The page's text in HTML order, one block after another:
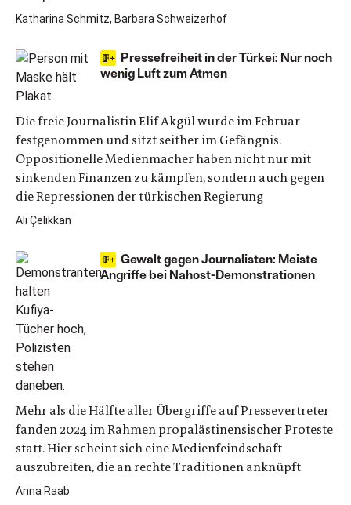
Katharina Schmitz, Barbara Schweizerhof
Pressefreiheit in der Türkei: Nur noch
wenig Luft zum Atmen
Die freie Journalistin Elif Akgül wurde im Februar
festgenommen und sitzt seither im Gefängnis.
Oppositionelle Medienmacher haben nicht nur mit
sinkenden Finanzen zu kämpfen, sondern auch gegen
die Repressionen der türkischen Regierung
Ali Çelikkan
Gewalt gegen Journalisten: Meiste
Angriffe bei Nahost-Demonstrationen
Mehr als die Hälfte aller Übergriffe auf Pressevertreter
fanden 2024 im Rahmen propalästinensischer Proteste
statt. Hier scheint sich eine Medienfeindschaft
auszubreiten, die an rechte Traditionen anknüpft
Anna Raab